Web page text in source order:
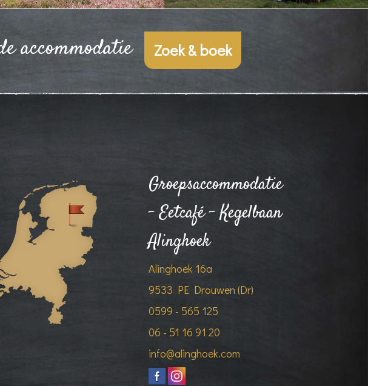
accommodatie Zoek & boek
Groepsaccommodatie
- Eetcafé - Kegelbaan
Alinghoek
Alinghoek 16a
9533 PE Drouwen (Dr)
0599 - 565 125
06 - 51 16 91 20
info@alinghoek.com